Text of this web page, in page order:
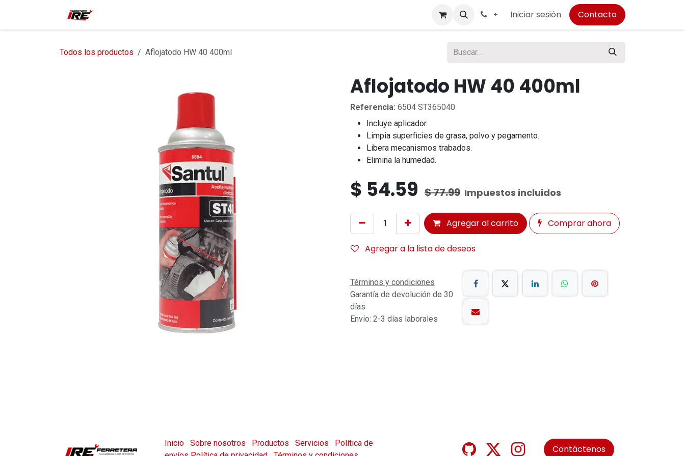
+ Iniciar sesión Contacto
Todos los productos Aflojatodo HW 40 400ml
Aflojatodo HW 40 400ml
Referencia: 6504 ST365040
Incluye aplicador.
Limpia superficies de grasa, polvo y pegamento.
Libera mecanismos trabados.
Elimina la humedad.
$ 54.59 $77.99 Impuestos incluidos
Agregar al carrito Comprar ahora
Agregar a la lista de deseos
Términos y condiciones
Garantía de devolución de 30
días
Envío: 2-3 días laborales
Inicio Sobre nosotros Productos Servicios
Política de
Contáctenos